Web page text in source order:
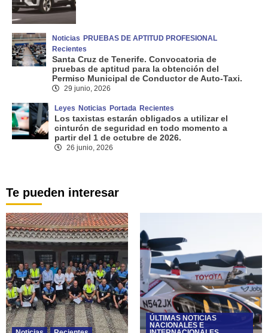
Noticias PRUEBAS DE APTITUD PROFESIONAL
Recientes
Santa Cruz de Tenerife. Convocatoria de
pruebas de aptitud para la obtención del
Permiso Municipal de Conductor de Auto-Taxi.
29 junio, 2026
Leyes Noticias Portada Recientes
Los taxistas estarán obligados a utilizar el
cinturón de seguridad en todo momento a
partir del 1 de octubre de 2026.
26 junio, 2026
Te pueden interesar
ÚLTIMAS NOTICIAS
NACIONALES E